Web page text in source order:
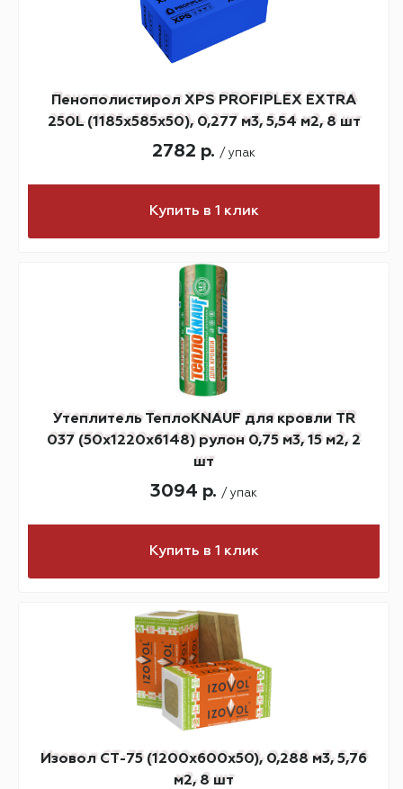
Пенополистирол XPS PROFIPLEX EXTRA
250L (1185х585х50), 0,277 м3, 5,54 м2, 8 шт
2782 р. / упак
Купить в 1 клик
Утеплитель ТеплоKNAUF для кровли TR
037 (50х1220х6148) рулон 0,75 м3, 15 м2, 2
шт
3094 р. / упак
Купить в 1 клик
Изовол СТ-75 (1200х600х50), 0,288 м3, 5,76
м2, 8 шт